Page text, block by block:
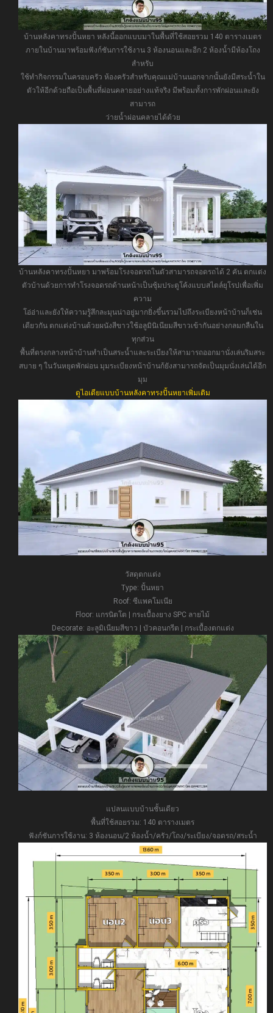
บ้านหลังคาทรงปั้นหยา หลังนี้ออกแบบมาในพื้นที่ใช้สอยรวม 140 ตารางเมตร
ภายในบ้านมาพร้อมฟังก์ชันการใช้งาน 3 ห้องนอนและอีก 2 ห้องน้ำมีห้องโถง
สำหรับ
ใช้ทำกิจกรรมในครอบครัว ห้องครัวสำหรับคุณแม่บ้านนอกจากนั้นยังมีสระน้ำใน
ตัวให้อีกด้วยถือเป็นพื้นที่ผ่อนคลายอย่างแท้จริง มีพร้อมทั้งการพักผ่อนและยัง
สามารถ
ว่ายน้ำผ่อนคลายได้ด้วย
บ้านหลังคาทรงปั้นหยา มาพร้อมโรงจอดรถในตัวสามารถจอดรถได้ 2 คัน ตกแต่ง
ตัวบ้านด้วยการทำโรงจอดรถด้านหน้าเป็นซุ้มประตูโค้งแบบสไตล์ยุโรปเพื่อเพิ่ม
ความ
โอ่อ่าและยังให้ความรู้สึกละมุนน่าอยู่มากยิ่งขึ้นรวมไปถึงระเบียงหน้าบ้านก็เช่น
เดียวกัน ตกแต่งบ้านด้วยผนังสีขาวใช้อลูมินิเนียมสีขาวเข้ากันอย่างกลมกลืนใน
ทุกส่วน
พื้นที่ตรงกลางหน้าบ้านทำเป็นสระน้ำและระเบียงให้สามารถออกมานั่งเล่นริมสระ
สบาย ๆ ในวันหยุดพักผ่อน มุมระเบียงหน้าบ้านก้ยังสามารถจัดเป็นมุมนั่งเล่นได้อีก
มุม
ดูไอเดียแบบบ้านหลังคาทรงปั้นหยาเพิ่มเติม
วัสดุตกแต่ง
Type: ปั้นหยา
Roof: ซีแพคโมเนีย
Floor: แกรนิตโต | กระเบื้องยาง SPC ลายไม้
Decorate: อะลูมิเนียมสีขาว | บัวคอนกรีต | กระเบื้องตกแต่ง
แปลนแบบบ้านชั้นเดียว
พื้นที่ใช้สอยรวม: 140 ตารางเมตร
ฟังก์ชันการใช้งาน: 3 ห้องนอน/2 ห้องน้ำ/ครัว/โถง/ระเบียง/จอดรถ/สระน้ำ